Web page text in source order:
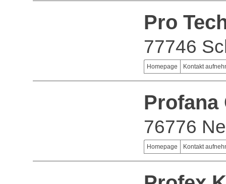
Pro
77746
Homepage Kontakt
Profana
76776
Homepage Kontakt